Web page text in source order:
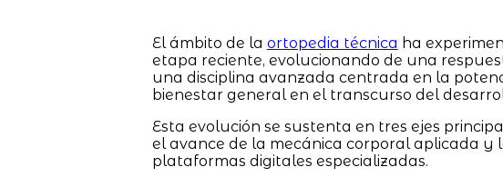
El ámbito de la ortopedia técnica ha
etapa reciente, evolucionando de una
una disciplina avanzada centrada en la
bienestar general en el transcurso del
Esta evolución se sustenta en tres ejes
el avance de la mecánica corporal aplicada y
plataformas digitales especializadas.